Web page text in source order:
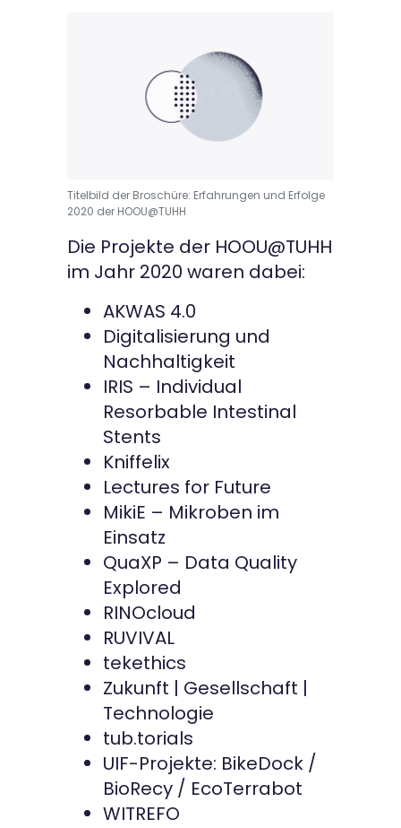
Titelbild der Broschüre: Erfahrungen und Erfolge
2020 der HOOU@TUHH
Die Projekte der HOOU@TUHH
im Jahr 2020 waren dabei:
AKWAS 4.0
Digitalisierung und
Nachhaltigkeit
IRIS – Individual
Resorbable Intestinal
Stents
Kniffelix
Lectures for Future
MikiE – Mikroben im
Einsatz
QuaXP – Data Quality
Explored
RINOcloud
RUVIVAL
tekethics
Zukunft | Gesellschaft |
Technologie
tub.torials
UIF-Projekte: BikeDock /
BioRecy / EcoTerrabot
WITREFO